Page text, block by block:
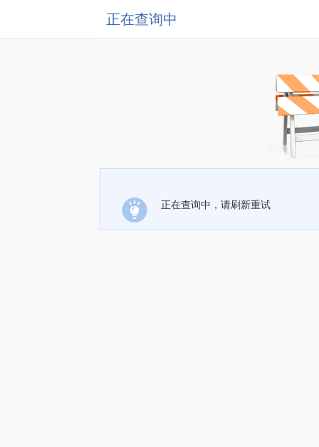
正在查询中
正在查询中，请刷新重试